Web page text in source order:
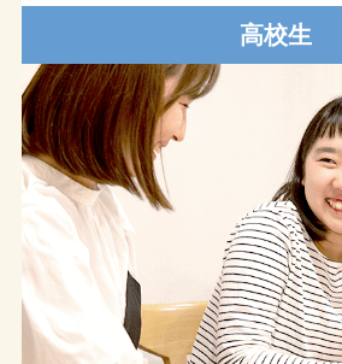
高校生